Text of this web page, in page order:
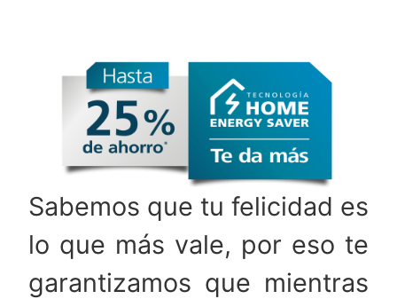
Sabemos que tu felicidad es
lo que más vale, por eso te
garantizamos que mientras